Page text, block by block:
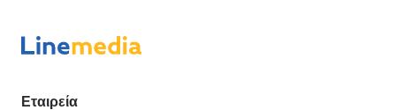
Εταιρεία